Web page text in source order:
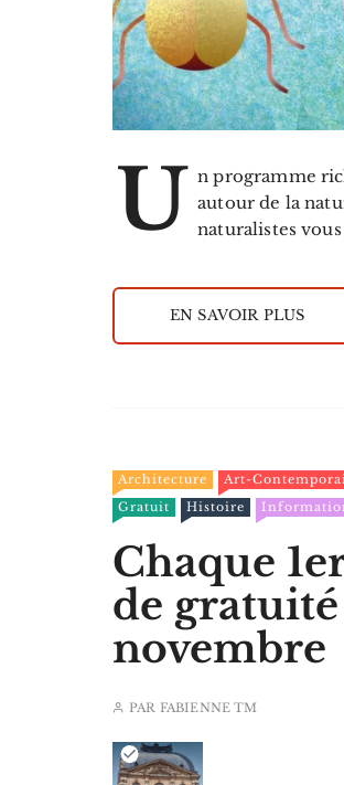
U n programme
autour de la
naturalistes
EN SAVOIR PLUS
Architecture Art-
Gratuit
Histoire
Chaque
de
novembre
PAR FABIENNE TM